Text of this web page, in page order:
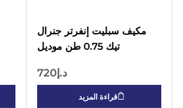
مكيف سبليت إنفرتر جنرال
تيك 0.75 طن موديل
غاز R410A، زعانف ذهبية، مع
طقم أنابيب 3 متر
د.إ720
قراءة المزيد